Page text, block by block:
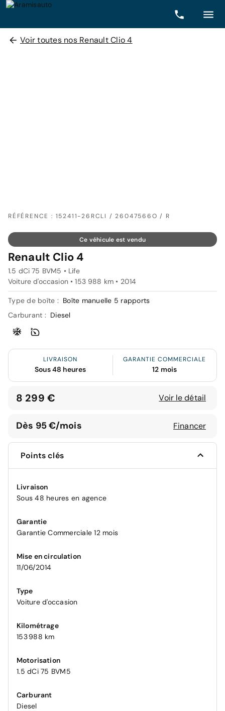
Voir toutes nos Renault Clio 4
RÉFÉRENCE : 152411-26RCLI / 26047566O / R
Ce véhicule est vendu
Renault Clio 4
1.5 dCi 75 BVM5 • Life
Voiture d'occasion • 153 988 km • 2014
Type de boîte : Boîte manuelle 5 rapports
Carburant : Diesel
LIVRAISON
Sous 48 heures
GARANTIE COMMERCIALE
12 mois
8 299 € Voir le détail
Dès 95 €/mois Financer
Points clés
Livraison
Sous 48 heures en agence
Garantie
Garantie Commerciale 12 mois
Mise en circulation
11/06/2014
Type
Voiture d'occasion
Kilométrage
153 988 km
Motorisation
1.5 dCi 75 BVM5
Carburant
Diesel